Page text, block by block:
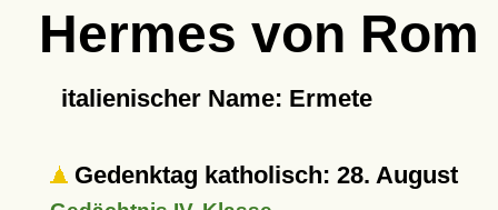
Hermes von Rom
italienischer Name: Ermete
Gedenktag katholisch: 28. August